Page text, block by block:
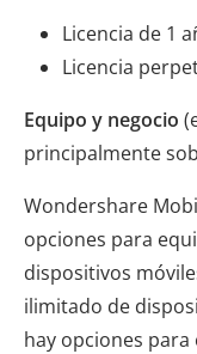
Licencia de 1
Licencia
Equipo y negocio
principalmente
Wondershare
opciones para
dispositivos
ilimitado de
hay opciones para